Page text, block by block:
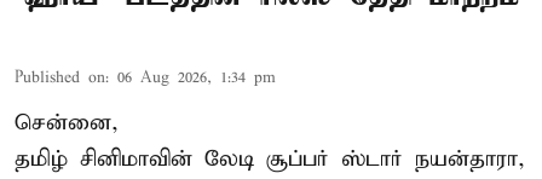
Published on: 06 Aug 2026, 1:34 pm
சென்னை,
தமிழ் சினிமாவின் லேடி சூப்பர் ஸ்டார் நயன்தாரா,